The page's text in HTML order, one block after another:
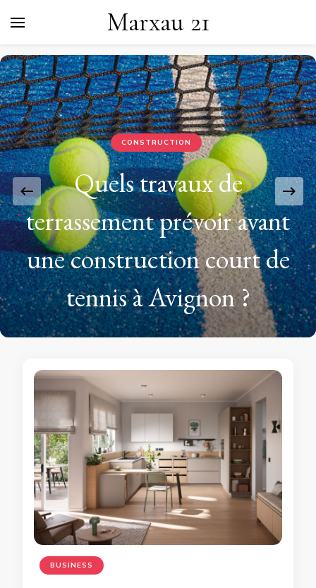
Marxau 21
CONSTRUCTION
Quels travaux de
terrassement prévoir avant
une construction court de
tennis à Avignon ?
BUSINESS